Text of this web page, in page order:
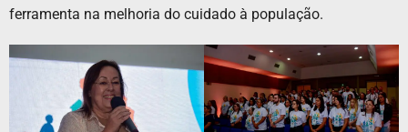
ferramenta na melhoria do cuidado à população.